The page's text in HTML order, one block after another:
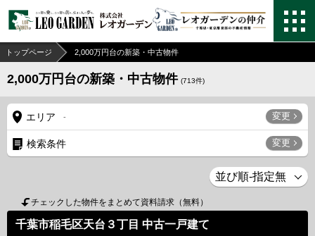
トップページ 2,000万円台の新築・中古物件
2,000万円台の新築・中古物件 (713件)
エリア - 変更
検索条件 変更
チェックした物件をまとめて資料請求（無料）
千葉市稲毛区天台３丁目 中古一戸建て